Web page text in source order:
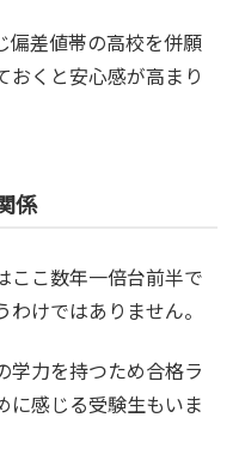
偏差値帯の高校を併願
おくと安心感が高まり
係
ここ数年一倍台前半で
けではありません。
学力を持つため合格ラ
に感じる受験生もいま